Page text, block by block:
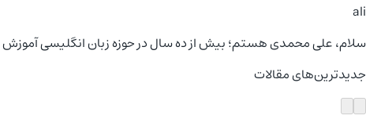
ali
سلام، علی محمدی هستم؛ بیش از ده سال در حوزه زبان انگلیسی آموزش
جدیدترین‌های مقالات